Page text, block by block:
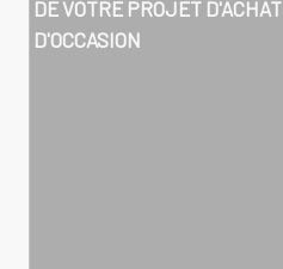
DE VOTRE PROJET
D'OCCASION